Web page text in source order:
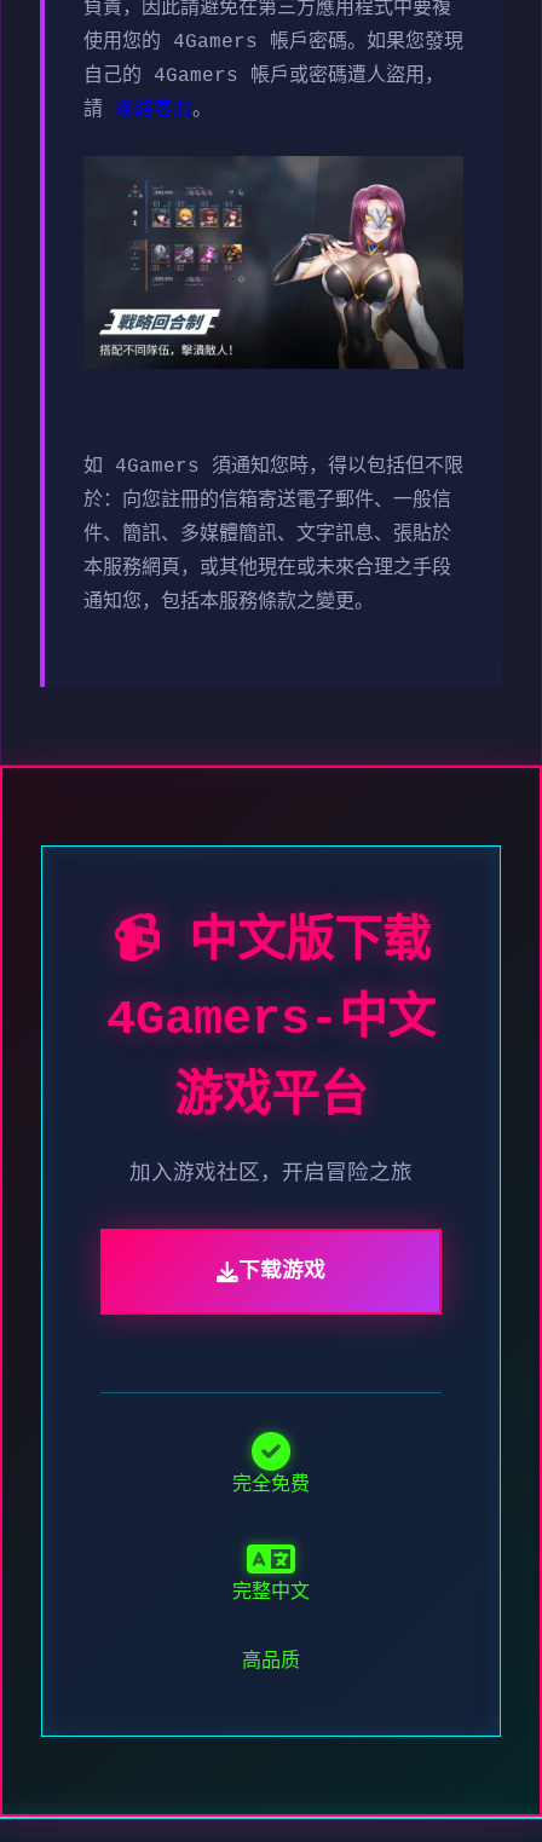
負責，因此請避免在第三方應用程式中要複
使用您的 4Gamers 帳戶密碼。如果您發現
自己的 4Gamers 帳戶或密碼遭人盜用，
請 聯絡客服。
如 4Gamers 須通知您時，得以包括但不限
於：向您註冊的信箱寄送電子郵件、一般信
件、簡訊、多媒體簡訊、文字訊息、張貼於
本服務網頁，或其他現在或未來合理之手段
通知您，包括本服務條款之變更。
📹 中文版下载
4Gamers-中文
游戏平台
加入游戏社区，开启冒险之旅
下载游戏
完全免费
完整中文
高品质